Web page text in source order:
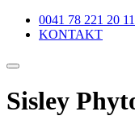
0041 78 221 20 11
KONTAKT
Sisley